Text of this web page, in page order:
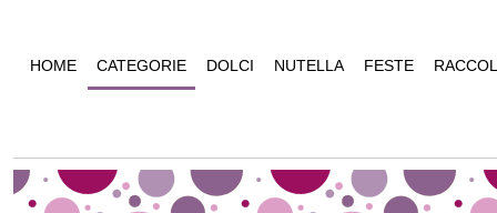
HOME CATEGORIE DOLCI NUTELLA FESTE